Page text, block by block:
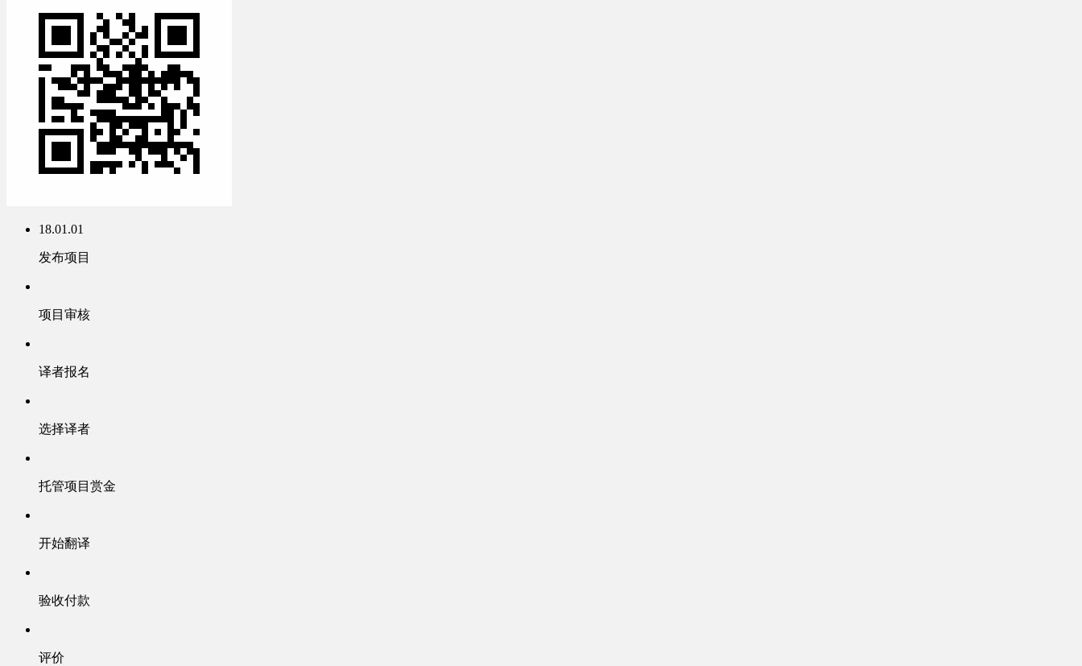
18.01.01
发布项目
项目审核
译者报名
选择译者
托管项目赏金
开始翻译
验收付款
评价